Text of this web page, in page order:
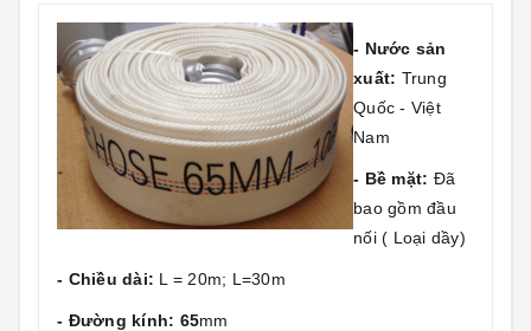
- Nước sản
xuất: Trung
Quốc - Việt
Nam
- Bề mặt: Đã
bao gồm đầu
nối ( Loại dầy)
- Chiều dài: L = 20m; L=30m
- Đường kính: 65mm